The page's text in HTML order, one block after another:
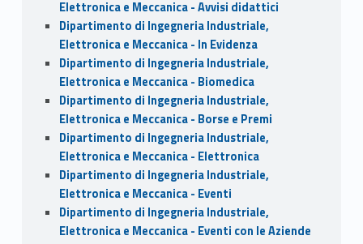
Elettronica e Meccanica - Avvisi didattici
Dipartimento di Ingegneria Industriale,
Elettronica e Meccanica - In Evidenza
Dipartimento di Ingegneria Industriale,
Elettronica e Meccanica - Biomedica
Dipartimento di Ingegneria Industriale,
Elettronica e Meccanica - Borse e Premi
Dipartimento di Ingegneria Industriale,
Elettronica e Meccanica - Elettronica
Dipartimento di Ingegneria Industriale,
Elettronica e Meccanica - Eventi
Dipartimento di Ingegneria Industriale,
Elettronica e Meccanica - Eventi con le Aziende